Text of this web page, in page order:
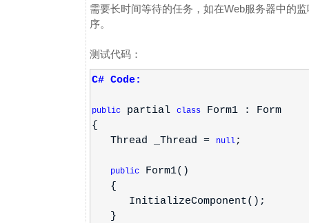
需要长时间等待的任务，如在Web服务器中的
序。
测试代码：
C# Code:
public partial class
Form1 : Form
{
Thread _Thread =
null ;
public
Form1()
{
InitializeComponent();
}